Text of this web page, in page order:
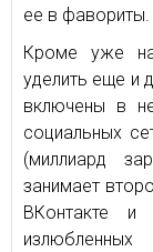
ее в фавориты.
Кроме уже
уделить еще и
включены в
социальных
(миллиард
занимает
ВКонтакте и